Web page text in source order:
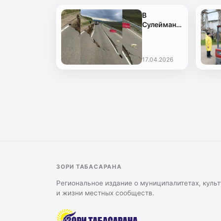
В
Сулейман-
Стальском
более 50
17.04.2026
ЗОРИ ТАБАСАРАНА
Региональное издание о муниципалитетах,
и жизни местных сообществ.